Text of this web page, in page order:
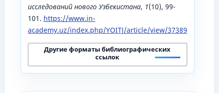
исследований нового Узбекистана, 1(10), 99-
101. https://www.in-
academy.uz/index.php/YOITJ/article/view/37389
Другие форматы библиографических
ссылок